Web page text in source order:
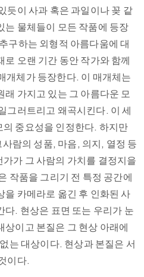
듯이 사과 혹은 과일이나 꽂 같
는 물체들이 모든 작품에 등장
구하는 외형적 아름다움에 대
오랜 기간 동안 작가와 함께
개체가 등장한다. 이 매개체는
가지고 있는 그 아름다운 모
그러트리고 왜곡시킨다. 이 세
중요성을 인정한다. 하지만
람의 성품, 마음, 의지, 열정 등
가 그 사람의 가치를 결정지을
작품을 그리기 전 특정 공간에
을 카메라로 옮긴 후 인화된 사
다. 현상은 표면 또는 우리가 눈
상이고 본질은 그 현상 아래에
는 대상이다. 현상과 본질은 서
이다.